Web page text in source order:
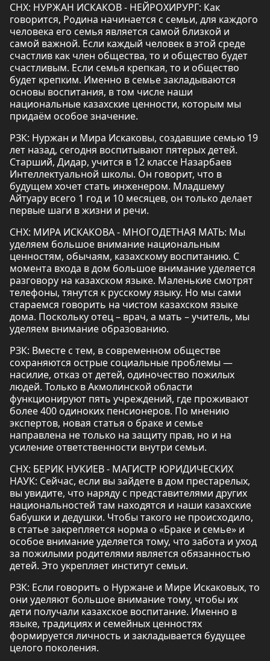
СНХ: НУРЖАН ИСКАКОВ - НЕЙРОХИРУРГ: Как
говорится, Родина начинается с семьи, для каждого
человека его семья является самой близкой и
самой важной. Если каждый человек в этой среде
счастлив как член общества, то и общество будет
счастливым. Если семья крепкая, то и общество
будет крепким. Именно в семье закладываются
основы воспитания, в том числе наши
национальные казахские ценности, которым мы
придаём особое значение.
РЗК: Нуржан и Мира Искаковы, создавшие семью 19
лет назад, сегодня воспитывают пятерых детей.
Старший, Дидар, учится в 12 классе Назарбаев
Интеллектуальной школы. Он говорит, что в
будущем хочет стать инженером. Младшему
Айтуару всего 1 год и 10 месяцев, он только делает
первые шаги в жизни и речи.
СНХ: МИРА ИСКАКОВА - МНОГОДЕТНАЯ МАТЬ: Мы
уделяем большое внимание национальным
ценностям, обычаям, казахскому воспитанию. С
момента входа в дом большое внимание уделяется
разговору на казахском языке. Маленькие смотрят
телефоны, тянутся к русскому языку. Но мы сами
стараемся говорить на чистом казахском языке
дома. Поскольку отец – врач, а мать – учитель, мы
уделяем внимание образованию.
РЗК: Вместе с тем, в современном обществе
сохраняются острые социальные проблемы —
насилие, отказ от детей, одиночество пожилых
людей. Только в Акмолинской области
функционируют пять учреждений, где проживают
более 400 одиноких пенсионеров. По мнению
экспертов, новая статья о браке и семье
направлена не только на защиту прав, но и на
усиление ответственности внутри семьи.
СНХ: БЕРИК НУКИЕВ - МАГИСТР ЮРИДИЧЕСКИХ
НАУК: Сейчас, если вы зайдете в дом престарелых,
вы увидите, что наряду с представителями других
национальностей там находятся и наши казахские
бабушки и дедушки. Чтобы такого не происходило,
в статье закрепляется норма о «Браке и семье» и
особое внимание уделяется тому, что забота и уход
за пожилыми родителями является обязанностью
детей. Это укрепляет институт семьи.
РЗК: Если говорить о Нуржане и Мире Искаковых, то
они уделяют большое внимание тому, чтобы их
дети получали казахское воспитание. Именно в
языке, традициях и семейных ценностях
формируется личность и закладывается будущее
целого поколения.